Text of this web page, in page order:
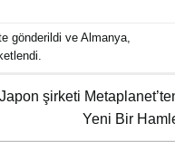
gönderildi veAlmanya,
Japon şirketi
Yeni Bir